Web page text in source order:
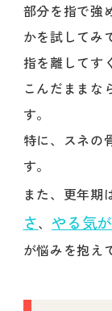
部分を指で強
かを試してみ
指を離してす
こんだままな
す。
特に、スネの
す。
また、更年期
さ、 やる気
が悩みを抱え